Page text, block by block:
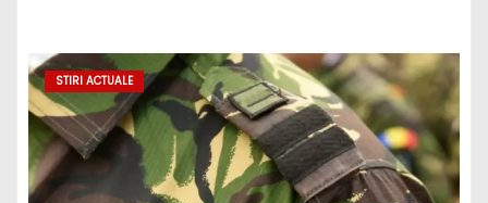
STIRI ACTUALE